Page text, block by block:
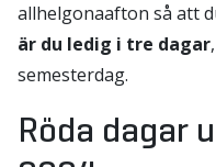
allhelgonaafton så att
är du ledig i tre dagar
semesterdag.
Röda dagar